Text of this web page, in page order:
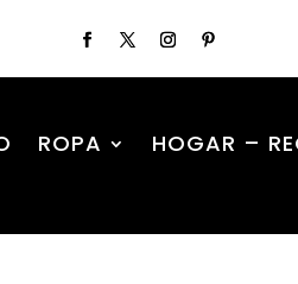
ROPA
HOGAR –